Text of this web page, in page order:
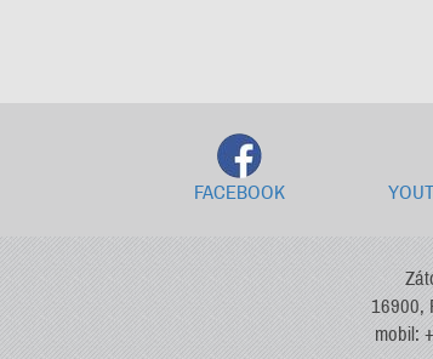
FACEBOOK
16900,
mobil: